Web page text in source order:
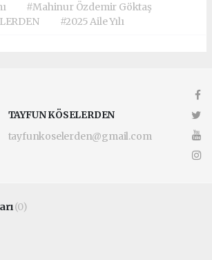
#Mahinur Özdemir Göktaş
#2025 Aile Yılı
TAYFUN KÖSELERDEN
tayfunkoselerden@gmail.com
(0)